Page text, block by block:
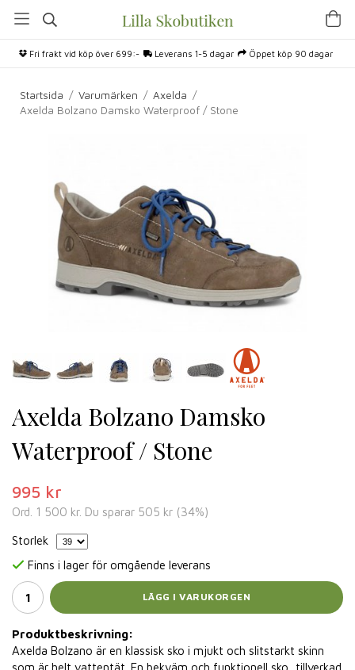
Fri frakt vid köp över 699:- Leverans 1-5 dagar Öppet köp 90 dagar
Startsida / Varumärken / Axelda /
Axelda Bolzano Damsko Waterproof / Stone
Axelda Bolzano Damsko
Waterproof / Stone
995 kr
Ord. 1 500 kr. Du sparar 505 kr (34%)
Storlek
Finns i lager för omgående leverans
LÄGG I VARUKORGEN
Produktbeskrivning:
Axelda Bolzano är en klassisk sko i mjukt och slitstarkt skinn
som är helt vattentät. En bekväm och funktionell sko, tillverkad